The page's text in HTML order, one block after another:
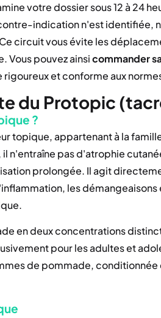
votre dossier sous 12 à 24
indication n'est identifiée,
circuit vous évite les
Vous pouvez ainsicommander
et conforme aux
du Protopic
?
topique, appartenant à la
n'entraîne pas d'atrophie
prolongée. Il agit
les démangeaisons
en deux concentrations
pour les adultes et
de pommade, conditionnée